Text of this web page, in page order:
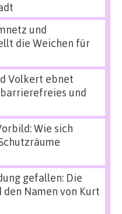
und
die Weichen für
Volkert ebnet
und
Wie sich
gefallen: Die
den Namen von Kurt